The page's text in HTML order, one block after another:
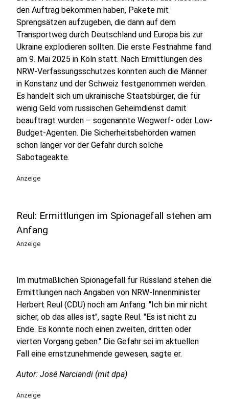
den Auftrag bekommen haben, Pakete mit
Sprengsätzen aufzugeben, die dann auf dem
Transportweg durch Deutschland und Europa bis zur
Ukraine explodieren sollten. Die erste Festnahme fand
am 9. Mai 2025 in Köln statt. Nach Ermittlungen des
NRW-Verfassungsschutzes konnten auch die Männer
in Konstanz und der Schweiz festgenommen werden.
Es handelt sich um ukrainische Staatsbürger, die für
wenig Geld vom russischen Geheimdienst damit
beauftragt wurden – sogenannte Wegwerf- oder Low-
Budget-Agenten. Die Sicherheitsbehörden warnen
schon länger vor der Gefahr durch solche
Sabotageakte.
Anzeige
Reul: Ermittlungen im Spionagefall stehen am
Anfang
Anzeige
Im mutmaßlichen Spionagefall für Russland stehen die
Ermittlungen nach Angaben von NRW-Innenminister
Herbert Reul (CDU) noch am Anfang. "Ich bin mir nicht
sicher, ob das alles ist", sagte Reul. "Es ist nicht zu
Ende. Es könnte noch einen zweiten, dritten oder
vierten Vorgang geben." Die Gefahr sei im aktuellen
Fall eine ernstzunehmende gewesen, sagte er.
Autor: José Narciandi (mit dpa)
Anzeige